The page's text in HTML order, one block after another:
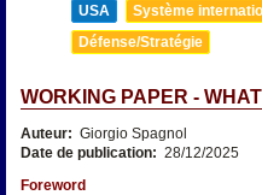
USA
Système
Défense/Stratégie
WORKING PAPER -
Auteur: Giorgio Spagnol
Date de publication: 28/12/2025
Foreword